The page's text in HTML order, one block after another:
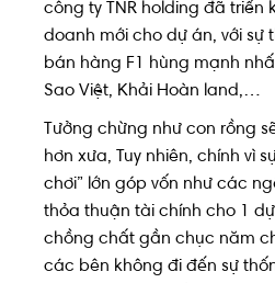
công ty TNR holding đã triển
doanh mới cho dự án, với sự
bán hàng F1 hùng mạnh
Sao Việt, Khải Hoàn land,…
Tưởng chừng như con rồng
hơn xưa, Tuy nhiên, chính vì
chơi” lớn góp vốn như các
thỏa thuận tài chính cho 1
chồng chất gần chục năm
các bên không đi đến sự